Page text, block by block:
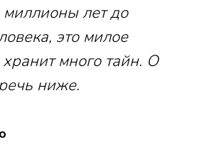
миллионы лет до
это милое
много тайн. О
ниже.